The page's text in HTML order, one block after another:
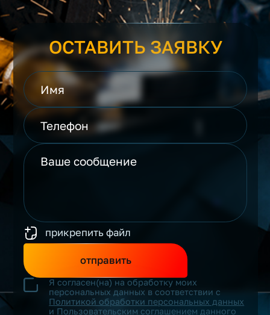
ОСТАВИТЬ ЗАЯВКУ
прикрепить файл
отправить
Я согласен(на) на обработку моих
персональных данных в соответствии с
Политикой обработки персональных данных
и Пользовательским соглашением данного